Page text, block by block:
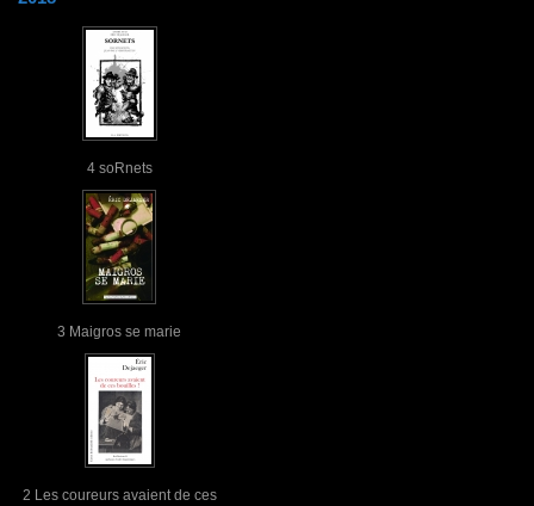
4 soRnets
3 Maigros se marie
2 Les coureurs avaient de ces